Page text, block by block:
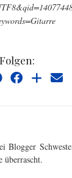
Folgen:
überrascht.